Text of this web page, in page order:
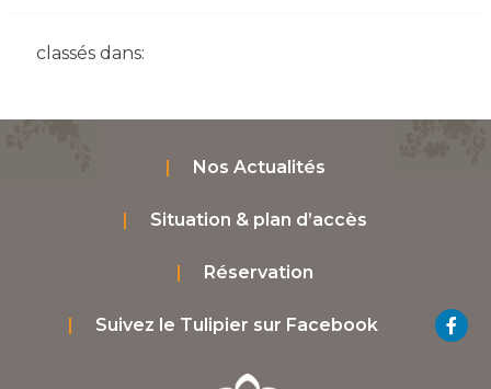
classés dans:
Nos Actualités
Situation & plan d’accès
Réservation
Suivez le Tulipier sur Facebook